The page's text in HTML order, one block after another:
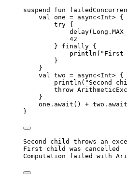
suspend
fun
val one = async<Int> {
try {
delay
42
} finally {
println ( "First
}
}
val two = async<Int> {
println ( "Second
throw
}
one. await () + two. await
}
Second child throws an
First child was cancelled
Computation failed with